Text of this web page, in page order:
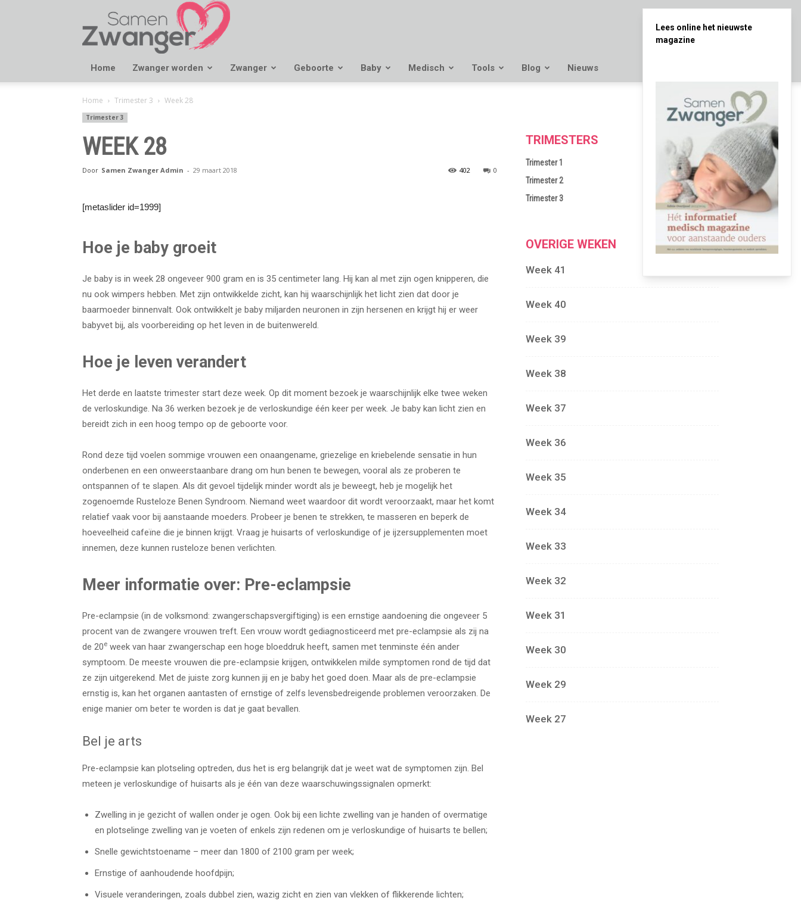
Samen
Zwanger
Home Zwanger worden Zwanger Geboorte Baby Medisch Tools Blog Nieuws
Home Trimester 3 Week 28
Trimester 3
WEEK 28
Door Samen Zwanger Admin - 29 maart 2018 0
402
[metaslider id=1999]
Hoe je baby groeit
Je baby is in week 28 ongeveer 900 gram en is 35 centimeter lang. Hij kan al met zijn ogen knipperen, die
nu ook wimpers hebben. Met zijn ontwikkelde zicht, kan hij waarschijnlijk het licht zien dat door je
baarmoeder binnenvalt. Ook ontwikkelt je baby miljarden neuronen in zijn hersenen en krijgt hij er weer
babyvet bij, als voorbereiding op het leven in de buitenwereld.
Hoe je leven verandert
Het derde en laatste trimester start deze week. Op dit moment bezoek je waarschijnlijk elke twee weken
de verloskundige. Na 36 werken bezoek je de verloskundige één keer per week. Je baby kan licht zien en
bereidt zich in een hoog tempo op de geboorte voor.
Rond deze tijd voelen sommige vrouwen een onaangename, griezelige en kriebelende sensatie in hun
onderbenen en een onweerstaanbare drang om hun benen te bewegen, vooral als ze proberen te
ontspannen of te slapen. Als dit gevoel tijdelijk minder wordt als je beweegt, heb je mogelijk het
zogenoemde Rusteloze Benen Syndroom. Niemand weet waardoor dit wordt veroorzaakt, maar het komt
relatief vaak voor bij aanstaande moeders. Probeer je benen te strekken, te masseren en beperk de
hoeveelheid cafeïne die je binnen krijgt. Vraag je huisarts of verloskundige of je ijzersupplementen moet
innemen, deze kunnen rusteloze benen verlichten.
Meer informatie over: Pre-eclampsie
Pre-eclampsie (in de volksmond: zwangerschapsvergiftiging) is een ernstige aandoening die ongeveer 5
procent van de zwangere vrouwen treft. Een vrouw wordt gediagnosticeerd met pre-eclampsie als zij na
de 20e week van haar zwangerschap een hoge bloeddruk heeft, samen met tenminste één ander
symptoom. De meeste vrouwen die pre-eclampsie krijgen, ontwikkelen milde symptomen rond de tijd dat
ze zijn uitgerekend. Met de juiste zorg kunnen jij en je baby het goed doen. Maar als de pre-eclampsie
ernstig is, kan het organen aantasten of ernstige of zelfs levensbedreigende problemen veroorzaken. De
enige manier om beter te worden is dat je gaat bevallen.
Bel je arts
Pre-eclampsie kan plotseling optreden, dus het is erg belangrijk dat je weet wat de symptomen zijn. Bel
meteen je verloskundige of huisarts als je één van deze waarschuwingssignalen opmerkt:
Zwelling in je gezicht of wallen onder je ogen. Ook bij een lichte zwelling van je handen of overmatige
en plotselinge zwelling van je voeten of enkels zijn redenen om je verloskundige of huisarts te bellen;
Snelle gewichtstoename – meer dan 1800 of 2100 gram per week;
Ernstige of aanhoudende hoofdpijn;
Visuele veranderingen, zoals dubbel zien, wazig zicht en zien van vlekken of flikkerende lichten;
TRIMESTERS
Trimester 1
Trimester 2
Trimester 3
OVERIGE WEKEN
Week 41
Week 40
Week 39
Week 38
Week 37
Week 36
Week 35
Week 34
Week 33
Week 32
Week 31
Week 30
Week 29
Week 27
Lees online het nieuwste
magazine